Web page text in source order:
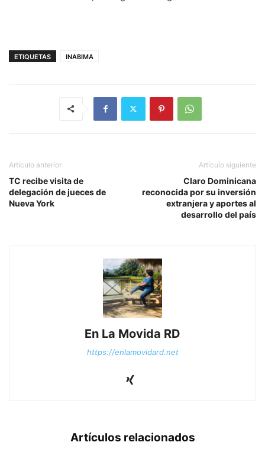
ETIQUETAS INABIMA
Artículo anterior
TC recibe visita de
delegación de jueces de
Nueva York
Artículo siguiente
Claro Dominicana
reconocida por su inversión
extranjera y aportes al
desarrollo del país
En La Movida RD
https://enlamovidard.net
Artículos relacionados